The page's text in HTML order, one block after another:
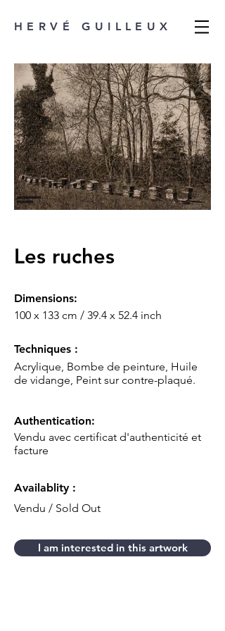
HERVÉ GUILLEUX
Les ruches
Dimensions:
100 x 133 cm / 39.4 x 52.4 inch
Techniques :
Acrylique, Bombe de peinture, Huile
de vidange, Peint sur contre-plaqué.
Authentication:
Vendu avec certificat d'authenticité et
facture
Availablity :
Vendu / Sold Out
I am interested in this artwork